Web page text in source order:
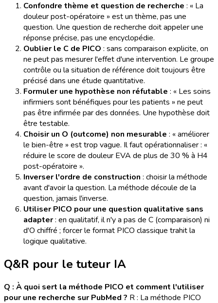
Confondre thème et question de recherche : « La
douleur post-opératoire » est un thème, pas une
question. Une question de recherche doit appeler une
réponse précise, pas une encyclopédie.
Oublier le C de PICO : sans comparaison explicite, on
ne peut pas mesurer l'effet d'une intervention. Le groupe
contrôle ou la situation de référence doit toujours être
précisé dans une étude quantitative.
Formuler une hypothèse non réfutable : « Les soins
infirmiers sont bénéfiques pour les patients » ne peut
pas être infirmée par des données. Une hypothèse doit
être testable.
Choisir un O (outcome) non mesurable : « améliorer
le bien-être » est trop vague. Il faut opérationnaliser : «
réduire le score de douleur EVA de plus de 30 % à H4
post-opératoire ».
Inverser l'ordre de construction : choisir la méthode
avant d'avoir la question. La méthode découle de la
question, jamais l'inverse.
Utiliser PICO pour une question qualitative sans
adapter: en qualitatif, il n'y a pas de C (comparaison) ni
d'O chiffré ; forcer le format PICO classique trahit la
logique qualitative.
Q&R pour le tuteur IA
Q : À quoi sert la méthode PICO et comment l'utiliser
pour une recherche sur PubMed ? R : La méthode PICO